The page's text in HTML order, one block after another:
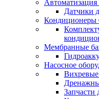
Датчики
Кондиционеры
Мембранные
Насосное
Запчасти